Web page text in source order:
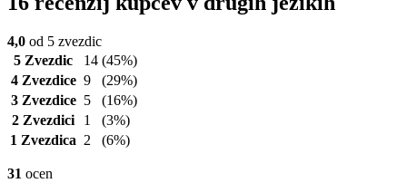
4,0 od 5 zvezdic
5 Zvezdic
14 (45%)
4 Zvezdice 9
(29%)
3 Zvezdice 5
(16%)
2 Zvezdici
1
(3%)
1 Zvezdica 2 (6%)
31 ocen